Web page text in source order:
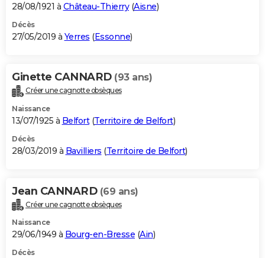
28/08/1921 à Château-Thierry(Aisne)
Décès
27/05/2019 à Yerres (Essonne)
Ginette CANNARD (93 ans)
Créer une cagnotte obsèques
Naissance
13/07/1925 à Belfort(Territoire de Belfort)
Décès
28/03/2019 à Bavilliers (Territoire de Belfort)
Jean CANNARD (69 ans)
Créer une cagnotte obsèques
Naissance
29/06/1949 à Bourg-en-Bresse (Ain)
Décès